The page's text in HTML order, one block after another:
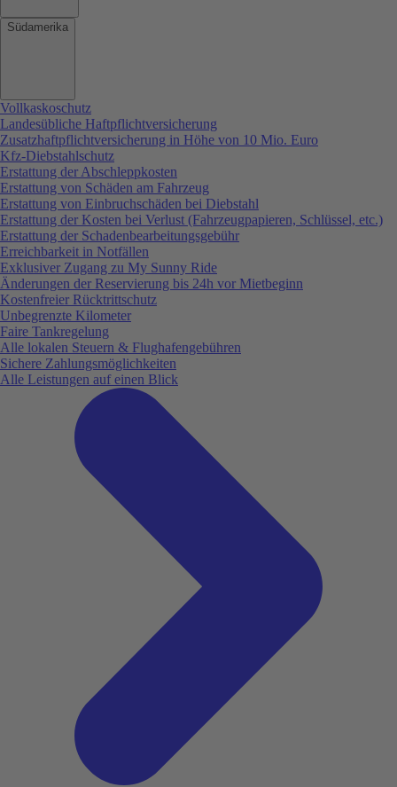
Südamerika
Vollkaskoschutz
Landesübliche Haftpflichtversicherung
Zusatzhaftpflichtversicherung in Höhe von 10 Mio. Euro
Kfz-Diebstahlschutz
Erstattung der Abschleppkosten
Erstattung von Schäden am Fahrzeug
Erstattung von Einbruchschäden bei Diebstahl
Erstattung der Kosten bei Verlust (Fahrzeugpapieren, Schlüssel, etc.)
Erstattung der Schadenbearbeitungsgebühr
Erreichbarkeit in Notfällen
Exklusiver Zugang zu My Sunny Ride
Änderungen der Reservierung bis 24h vor Mietbeginn
Kostenfreier Rücktrittschutz
Unbegrenzte Kilometer
Faire Tankregelung
Alle lokalen Steuern & Flughafengebühren
Sichere Zahlungsmöglichkeiten
Alle Leistungen auf einen Blick